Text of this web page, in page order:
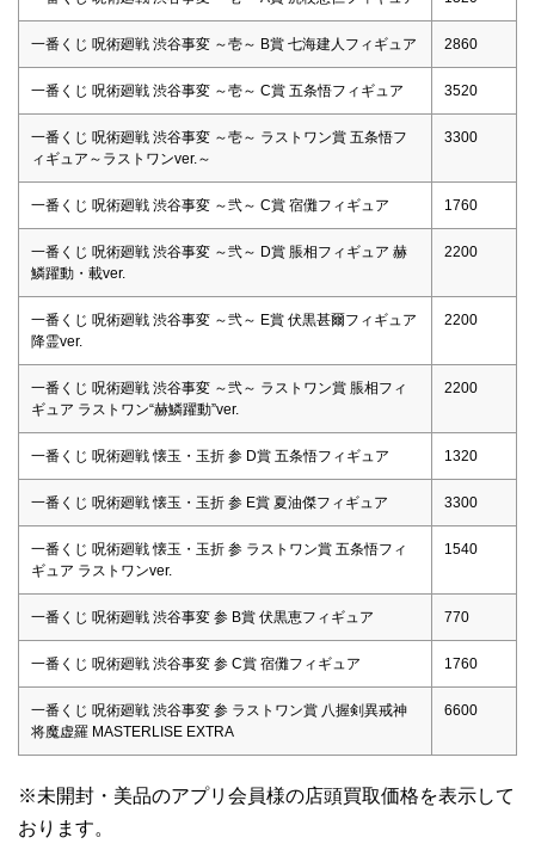
一番くじ 呪術廻戦 渋谷事変 ～壱～ B賞 七海建人フィギュア 2860
一番くじ 呪術廻戦 渋谷事変 ～壱～ C賞 五条悟フィギュア 3520
一番くじ 呪術廻戦 渋谷事変 ～壱～ ラストワン賞 五条悟フ
ィギュア～ラストワンver.～
3300
一番くじ 呪術廻戦 渋谷事変 ～弐～ C賞 宿儺フィギュア 1760
一番くじ 呪術廻戦 渋谷事変 ～弐～ D賞 脹相フィギュア 赫
鱗躍動・載ver.
2200
一番くじ 呪術廻戦 渋谷事変 ～弐～ E賞 伏黒甚爾フィギュア
降霊ver.
2200
一番くじ 呪術廻戦 渋谷事変 ～弐～ ラストワン賞 脹相フィ
ギュア ラストワン“赫鱗躍動”ver.
2200
一番くじ 呪術廻戦 懐玉・玉折 参 D賞 五条悟フィギュア 1320
一番くじ 呪術廻戦 懐玉・玉折 参 E賞 夏油傑フィギュア 3300
一番くじ 呪術廻戦 懐玉・玉折 参 ラストワン賞 五条悟フィ
ギュア ラストワンver.
1540
一番くじ 呪術廻戦 渋谷事変 参 B賞 伏黒恵フィギュア 770
一番くじ 呪術廻戦 渋谷事変 参 C賞 宿儺フィギュア 1760
一番くじ 呪術廻戦 渋谷事変 参 ラストワン賞 八握剣異戒神
将魔虚羅 MASTERLISE EXTRA
6600
※未開封・美品のアプリ会員様の店頭買取価格を表示して
おります。